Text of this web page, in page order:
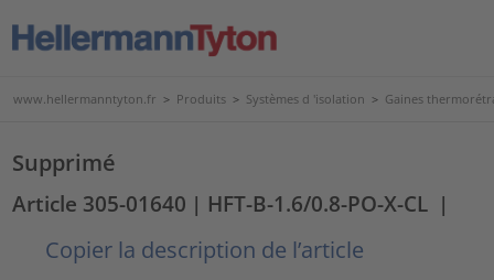
www.hellermanntyton.fr > Produits > Systèmes d 'isolation > Gaines
Supprimé
Article 305-01640 | HFT-B-1.6/0.8-PO-X-CL |
Copier la description de l’article